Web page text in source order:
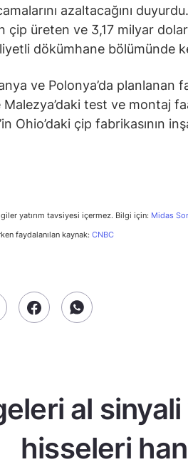
azaltacağını
çip üreten ve 3,17 milyar
dökümhane bölümünde
ve Polonya’da planlanan
test ve montaj
Ohio’daki çip fabrikasının
yatırım tavsiyesi içermez. Bilgi için: Midas
faydalanılan kaynak: CNBC
al
hisseleri